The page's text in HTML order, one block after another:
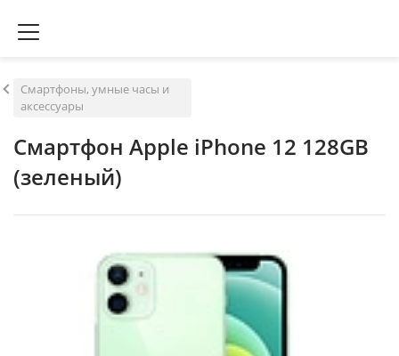
Смартфоны, умные часы и
аксессуары
Смартфон Apple iPhone 12 128GB
(зеленый)